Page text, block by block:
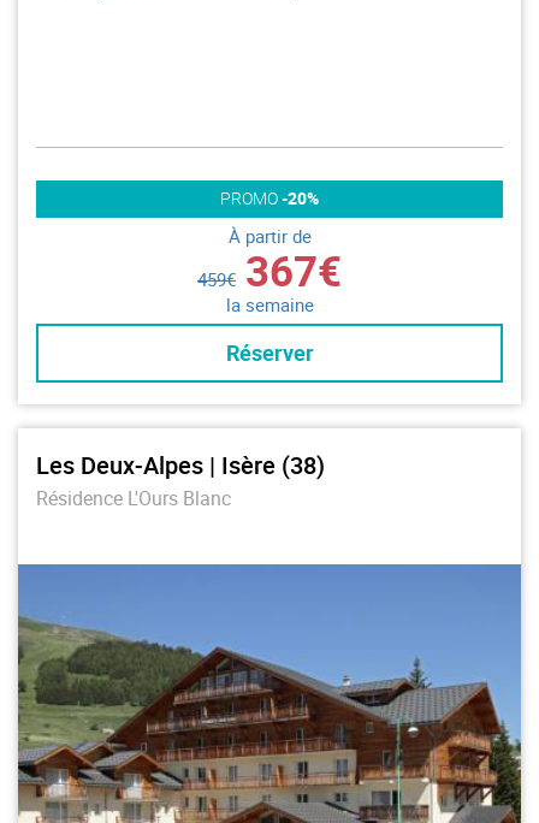
PROMO-20%
À partir de
459€ 367€
la semaine
Réserver
Les Deux-Alpes | Isère (38)
Résidence L'Ours Blanc